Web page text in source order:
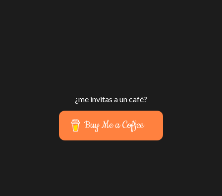
¿me invitas a un café?
Buy Me a Coffee